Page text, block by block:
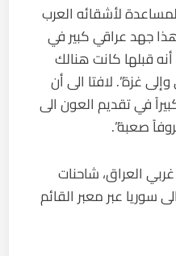
لأشقائه العرب
جهد عراقي كبير في
قبلها كانت هنالك
غزة”. لافتا الى أن
في تقديم العون الى
صعبة”.
العراق، شاحنات
عبر معبر القائم